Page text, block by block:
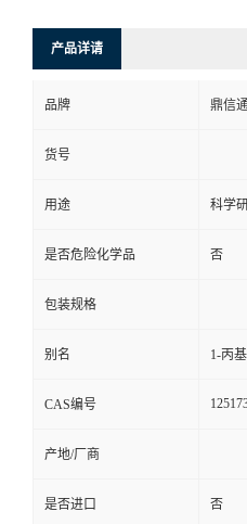
产品详请
品牌 鼎信
货号
用途 科学
是否危险化学品 否
包装规格
别名 1-丙
CAS编号
产地/厂商
是否进口 否